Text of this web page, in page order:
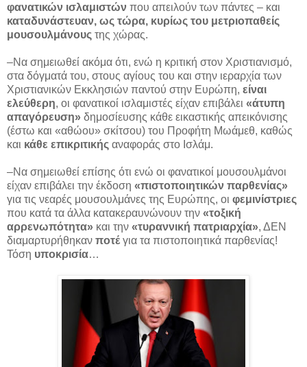
φανατικών ισλαμιστών που απειλούν των πάντες – και
καταδυνάστευαν, ως τώρα, κυρίως του μετριοπαθείς
μουσουλμάνους της χώρας.
–Να σημειωθεί ακόμα ότι, ενώ η κριτική στον Χριστιανισμό,
στα δόγματά του, στους αγίους του και στην ιεραρχία των
Χριστιανικών Εκκλησιών παντού στην Ευρώπη, είναι
ελεύθερη, οι φανατικοί ισλαμιστές είχαν επιβάλει «άτυπη
απαγόρευση» δημοσίευσης κάθε εικαστικής απεικόνισης
(έστω και «αθώου» σκίτσου) του Προφήτη Μωάμεθ, καθώς
και κάθε επικριτικής αναφοράς στο Ισλάμ.
–Να σημειωθεί επίσης ότι ενώ οι φανατικοί μουσουλμάνοι
είχαν επιβάλει την έκδοση «πιστοποιητικών παρθενίας»
για τις νεαρές μουσουλμάνες της Ευρώπης, οι φεμινίστριες
που κατά τα άλλα κατακεραυνώνουν την «τοξική
αρρενωπότητα» και την «τυραννική πατριαρχία», ΔΕΝ
διαμαρτυρήθηκαν ποτέ για τα πιστοποιητικά παρθενίας!
Τόση υποκρισία…